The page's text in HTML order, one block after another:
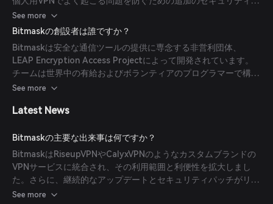
策などの機能を提供します。
See more
Bitmaskの創設者は誰ですか？
Bitmaskは安全な通信ツールの提供に専念する非営利団体、
LEAP Encryption Access Projectによって開発されています。
チームは世界中の有給およびボランティアのプログラマーで構成
されており、暗号技術の簡単で広範な利用を目指しています。
See more
Latest News
Bitmaskの主要な出来事は何ですか？
BitmaskはRiseupVPNやCalyxVPNのようなカスタムブランドの
VPNサービスに統合され、その利用範囲と利便性を拡大しまし
た。さらに、継続的なアップデートとセキュリティパッチがリリ
ースされ、ユーザー体験とセキュリティの向上に努めています。
See more